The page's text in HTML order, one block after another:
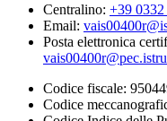
Centralino: +39
Email:
Posta elettronica
Codice fiscale:
Codice